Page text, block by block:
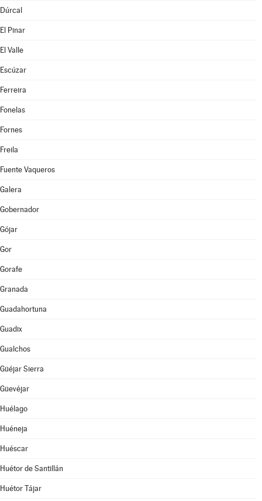
Dúrcal
El Pinar
El Valle
Escúzar
Ferreira
Fonelas
Fornes
Freila
Fuente Vaqueros
Galera
Gobernador
Gójar
Gor
Gorafe
Granada
Guadahortuna
Guadix
Gualchos
Güéjar Sierra
Güevéjar
Huélago
Huéneja
Huéscar
Huétor de Santillán
Huétor Tájar